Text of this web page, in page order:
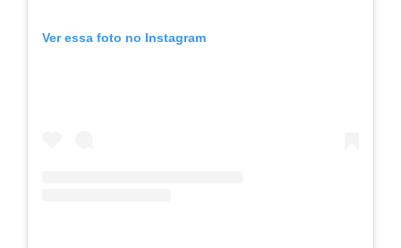
Ver essa foto no Instagram